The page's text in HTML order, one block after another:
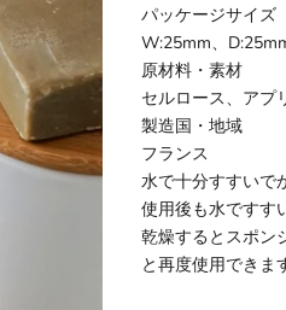
パッケージサイズ
W:25mm、
原材料・素材
セルロース、アプ
製造国・地域
フランス
水で十分すすいで
使用後も水ですす
乾燥するとスポン
と再度使用できま